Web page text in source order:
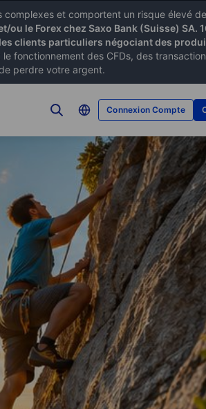
et comportent un risque élevé
le Forex chez Saxo Bank (Suisse) SA.
clients particuliers négociant des
fonctionnement des CFDs, des
perdre votre argent.
Connexion Compte